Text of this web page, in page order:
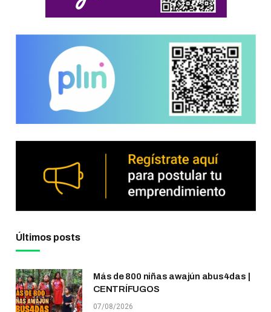
Últimos posts
Más de 800 niñas awajún abus4das |
CENTRÍFUGOS
07/08/2026